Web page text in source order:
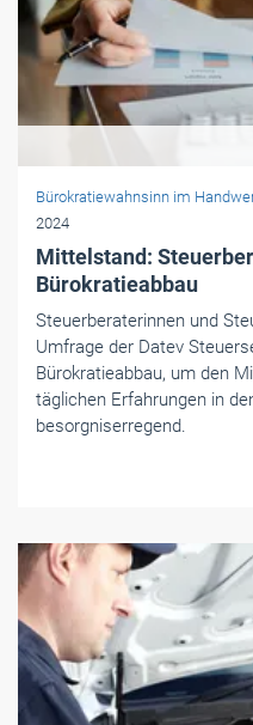
Bürokratiewahnsinn im
2024
Mittelstand:
Bürokratieabbau
Steuerberaterinnen und
Umfrage der Datev
Bürokratieabbau, um den
täglichen Erfahrungen in
besorgniserregend.